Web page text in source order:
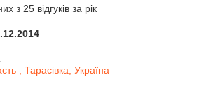
з 25 відгуків за рік
, Тарасівка, Україна